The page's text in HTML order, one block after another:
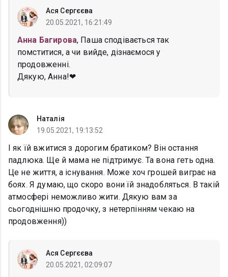
Ася Сергєєва
20.05.2021, 16:21:49
Анна Багирова, Паша сподівається так
помститися, а чи вийде, дізнаємося у
продовженні.
Дякую, Анна!❤
Наталія
19.05.2021, 19:13:52
І як їй вжитися з дорогим братиком? Він остання
падлюка. Ще й мама не підтримує. Та вона геть одна.
Це не життя, а існування. Може хоч грошей виграє на
боях. Я думаю, що скоро вони їй знадобляться. В такій
атмосфері неможливо жити. Дякую вам за
сьогоднішню продочку, з нетерпінням чекаю на
продовження))
Ася Сергєєва
20.05.2021, 02:09:07